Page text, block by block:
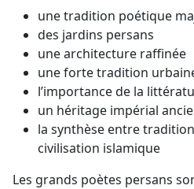
une tradition poétique
des jardins persans
une architecture raffinée
une forte tradition
l’importance de la
un héritage impérial
la synthèse entre
civilisation islamique
Les grands poètes persans